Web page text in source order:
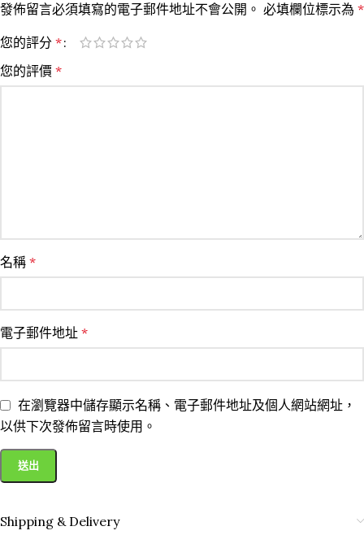
發佈留言必須填寫的電子郵件地址不會公開。 必填欄位標示為 *
您的評分 *
您的評價 *
名稱 *
電子郵件地址 *
在瀏覽器中儲存顯示名稱、電子郵件地址及個人網站網址，
以供下次發佈留言時使用。
Shipping & Delivery